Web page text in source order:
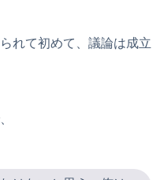
れて初めて、議論は成立